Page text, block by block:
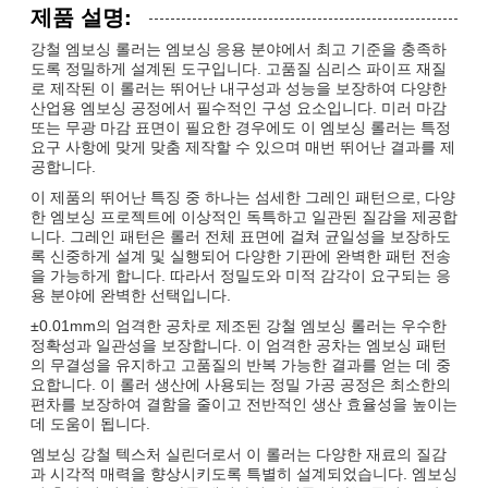
제품 설명:
강철 엠보싱 롤러는 엠보싱 응용 분야에서 최고 기준을 충족하
도록 정밀하게 설계된 도구입니다. 고품질 심리스 파이프 재질
로 제작된 이 롤러는 뛰어난 내구성과 성능을 보장하여 다양한
산업용 엠보싱 공정에서 필수적인 구성 요소입니다. 미러 마감
또는 무광 마감 표면이 필요한 경우에도 이 엠보싱 롤러는 특정
요구 사항에 맞게 맞춤 제작할 수 있으며 매번 뛰어난 결과를 제
공합니다.
이 제품의 뛰어난 특징 중 하나는 섬세한 그레인 패턴으로, 다양
한 엠보싱 프로젝트에 이상적인 독특하고 일관된 질감을 제공합
니다. 그레인 패턴은 롤러 전체 표면에 걸쳐 균일성을 보장하도
록 신중하게 설계 및 실행되어 다양한 기판에 완벽한 패턴 전송
을 가능하게 합니다. 따라서 정밀도와 미적 감각이 요구되는 응
용 분야에 완벽한 선택입니다.
±0.01mm의 엄격한 공차로 제조된 강철 엠보싱 롤러는 우수한
정확성과 일관성을 보장합니다. 이 엄격한 공차는 엠보싱 패턴
의 무결성을 유지하고 고품질의 반복 가능한 결과를 얻는 데 중
요합니다. 이 롤러 생산에 사용되는 정밀 가공 공정은 최소한의
편차를 보장하여 결함을 줄이고 전반적인 생산 효율성을 높이는
데 도움이 됩니다.
엠보싱 강철 텍스처 실린더로서 이 롤러는 다양한 재료의 질감
과 시각적 매력을 향상시키도록 특별히 설계되었습니다. 엠보싱